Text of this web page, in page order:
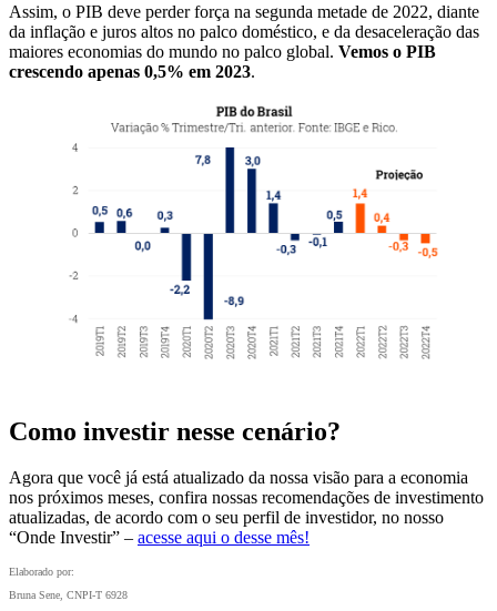
Assim, o PIB deve perder força na segunda metade de 2022, diante
da inflação e juros altos no palco doméstico, e da desaceleração das
maiores economias do mundo no palco global. Vemos o PIB
crescendo apenas 0,5% em 2023.
Como investir nesse cenário?
Agora que você já está atualizado da nossa visão para a economia
nos próximos meses, confira nossas recomendações de investimento
atualizadas, de acordo com o seu perfil de investidor, no nosso
“Onde Investir” – acesse aqui o desse mês!
Elaborado por:
Bruna Sene, CNPI-T 6928